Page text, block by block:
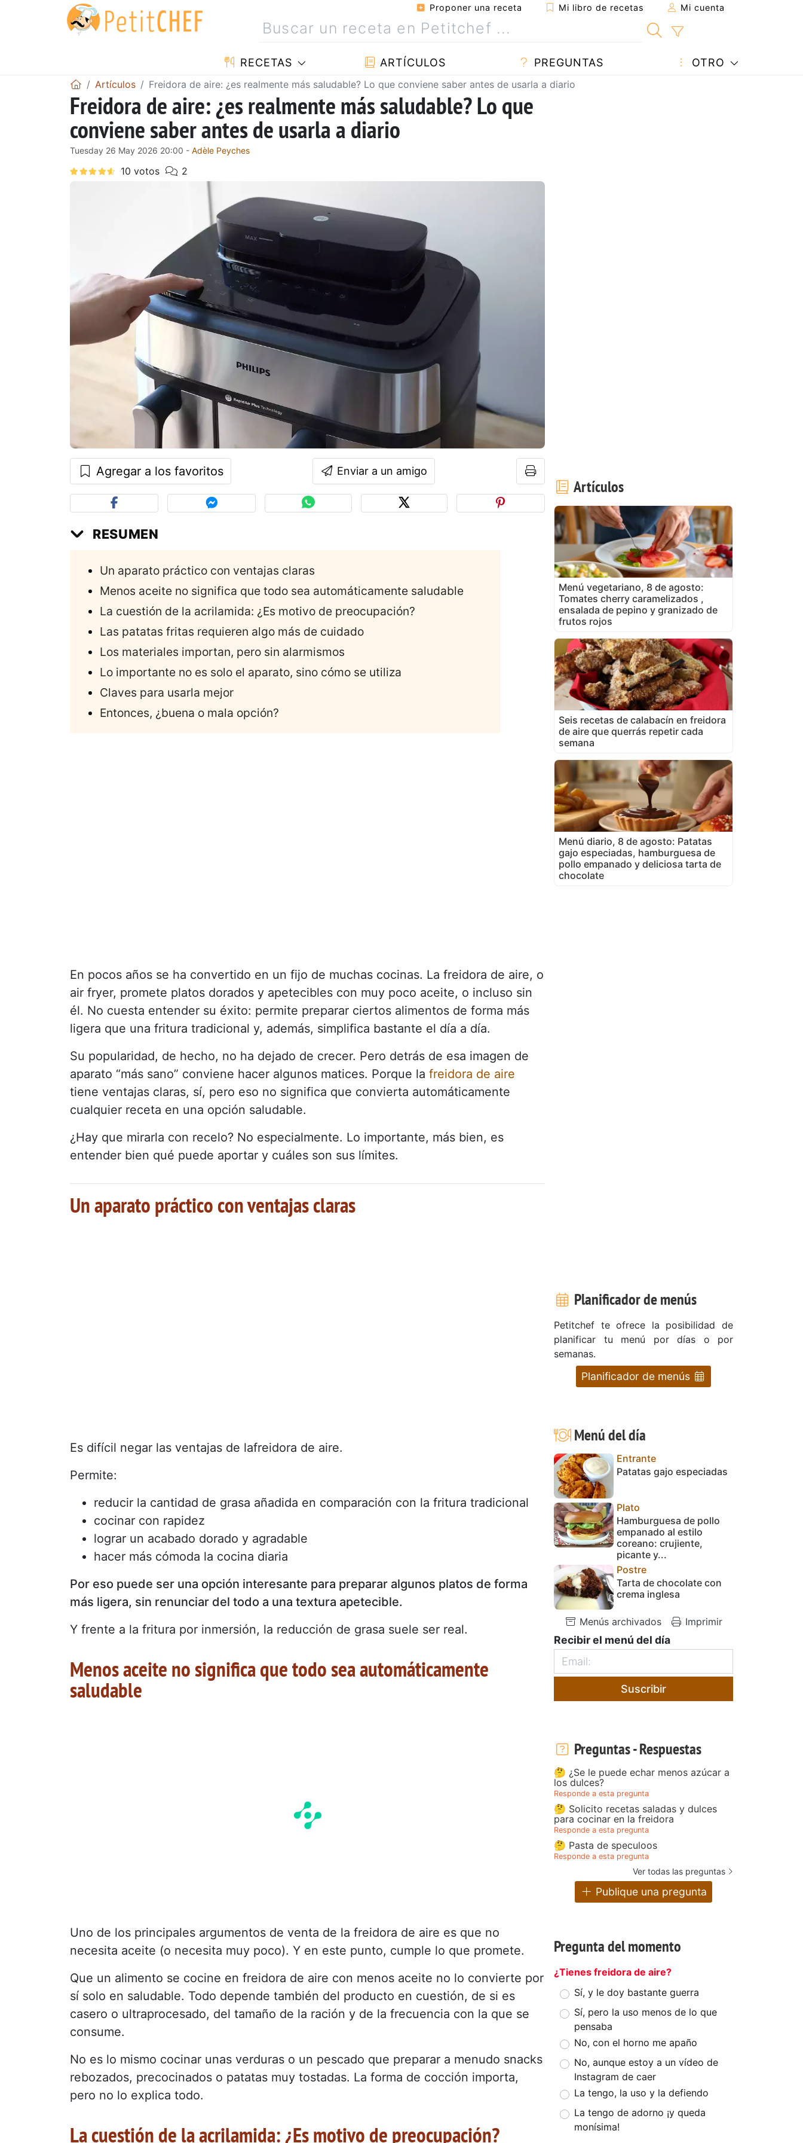
Proponer una receta Mi libro de recetas Mi cuenta
RECETAS ARTÍCULOS PREGUNTAS OTRO
Artículos Freidora de aire: ¿es realmente más saludable? Lo que conviene saber antes de usarla a diario
Freidora de aire: ¿es realmente más saludable? Lo que
conviene saber antes de usarla a diario
Tuesday 26 May 2026 20:00 - Adèle Peyches
Agregar a los favoritos Enviar a un amigo
RESUMEN
Un aparato práctico con ventajas claras
Menos aceite no significa que todo sea automáticamente saludable
La cuestión de la acrilamida: ¿Es motivo de preocupación?
Las patatas fritas requieren algo más de cuidado
Los materiales importan, pero sin alarmismos
Lo importante no es solo el aparato, sino cómo se utiliza
Claves para usarla mejor
Entonces, ¿buena o mala opción?
En pocos años se ha convertido en un fijo de muchas cocinas. La freidora de aire, o
air fryer, promete platos dorados y apetecibles con muy poco aceite, o incluso sin
él. No cuesta entender su éxito: permite preparar ciertos alimentos de forma más
ligera que una fritura tradicional y, además, simplifica bastante el día a día.
Su popularidad, de hecho, no ha dejado de crecer. Pero detrás de esa imagen de
aparato “más sano” conviene hacer algunos matices. Porque la freidora de aire
tiene ventajas claras, sí, pero eso no significa que convierta automáticamente
cualquier receta en una opción saludable.
¿Hay que mirarla con recelo? No especialmente. Lo importante, más bien, es
entender bien qué puede aportar y cuáles son sus límites.
Un aparato práctico con ventajas claras
Es difícil negar las ventajas de lafreidora de aire.
Permite:
reducir la cantidad de grasa añadida en comparación con la fritura tradicional
cocinar con rapidez
lograr un acabado dorado y agradable
hacer más cómoda la cocina diaria
Por eso puede ser una opción interesante para preparar algunos platos de forma
más ligera, sin renunciar del todo a una textura apetecible.
Y frente a la fritura por inmersión, la reducción de grasa suele ser real.
Menos aceite no significa que todo sea automáticamente
saludable
Uno de los principales argumentos de venta de la freidora de aire es que no
necesita aceite (o necesita muy poco). Y en este punto, cumple lo que promete.
Que un alimento se cocine en freidora de aire con menos aceite no lo convierte por
sí solo en saludable. Todo depende también del producto en cuestión, de si es
casero o ultraprocesado, del tamaño de la ración y de la frecuencia con la que se
consume.
No es lo mismo cocinar unas verduras o un pescado que preparar a menudo snacks
rebozados, precocinados o patatas muy tostadas. La forma de cocción importa,
pero no lo explica todo.
La cuestión de la acrilamida: ¿Es motivo de preocupación?
Artículos
Menú vegetariano, 8 de agosto:
Tomates cherry caramelizados ,
ensalada de pepino y granizado de
frutos rojos
Seis recetas de calabacín en freidora
de aire que querrás repetir cada
semana
Menú diario, 8 de agosto: Patatas
gajo especiadas, hamburguesa de
pollo empanado y deliciosa tarta de
chocolate
Planificador de menús
Petitchef te ofrece la posibilidad de
planificar tu menú por días o por
semanas.
Planificador de menús
Menú del día
Entrante
Patatas gajo especiadas
Plato
Hamburguesa de pollo
empanado al estilo
coreano: crujiente,
picante y...
Postre
Tarta de chocolate con
crema inglesa
Menús archivados Imprimir
Recibir el menú del día
Suscribir
Preguntas - Respuestas
🤔 ¿Se le puede echar menos azúcar a
los dulces?
Responde a esta pregunta
🤔 Solicito recetas saladas y dulces
para cocinar en la freidora
Responde a esta pregunta
🤔 Pasta de speculoos
Responde a esta pregunta
Ver todas las preguntas
Publique una pregunta
Pregunta del momento
¿Tienes freidora de aire?
Sí, y le doy bastante guerra
Sí, pero la uso menos de lo que
pensaba
No, con el horno me apaño
No, aunque estoy a un vídeo de
Instagram de caer
La tengo, la uso y la defiendo
La tengo de adorno ¡y queda
monísima!